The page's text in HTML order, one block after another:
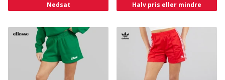
Nedsat Halv pris eller mindre